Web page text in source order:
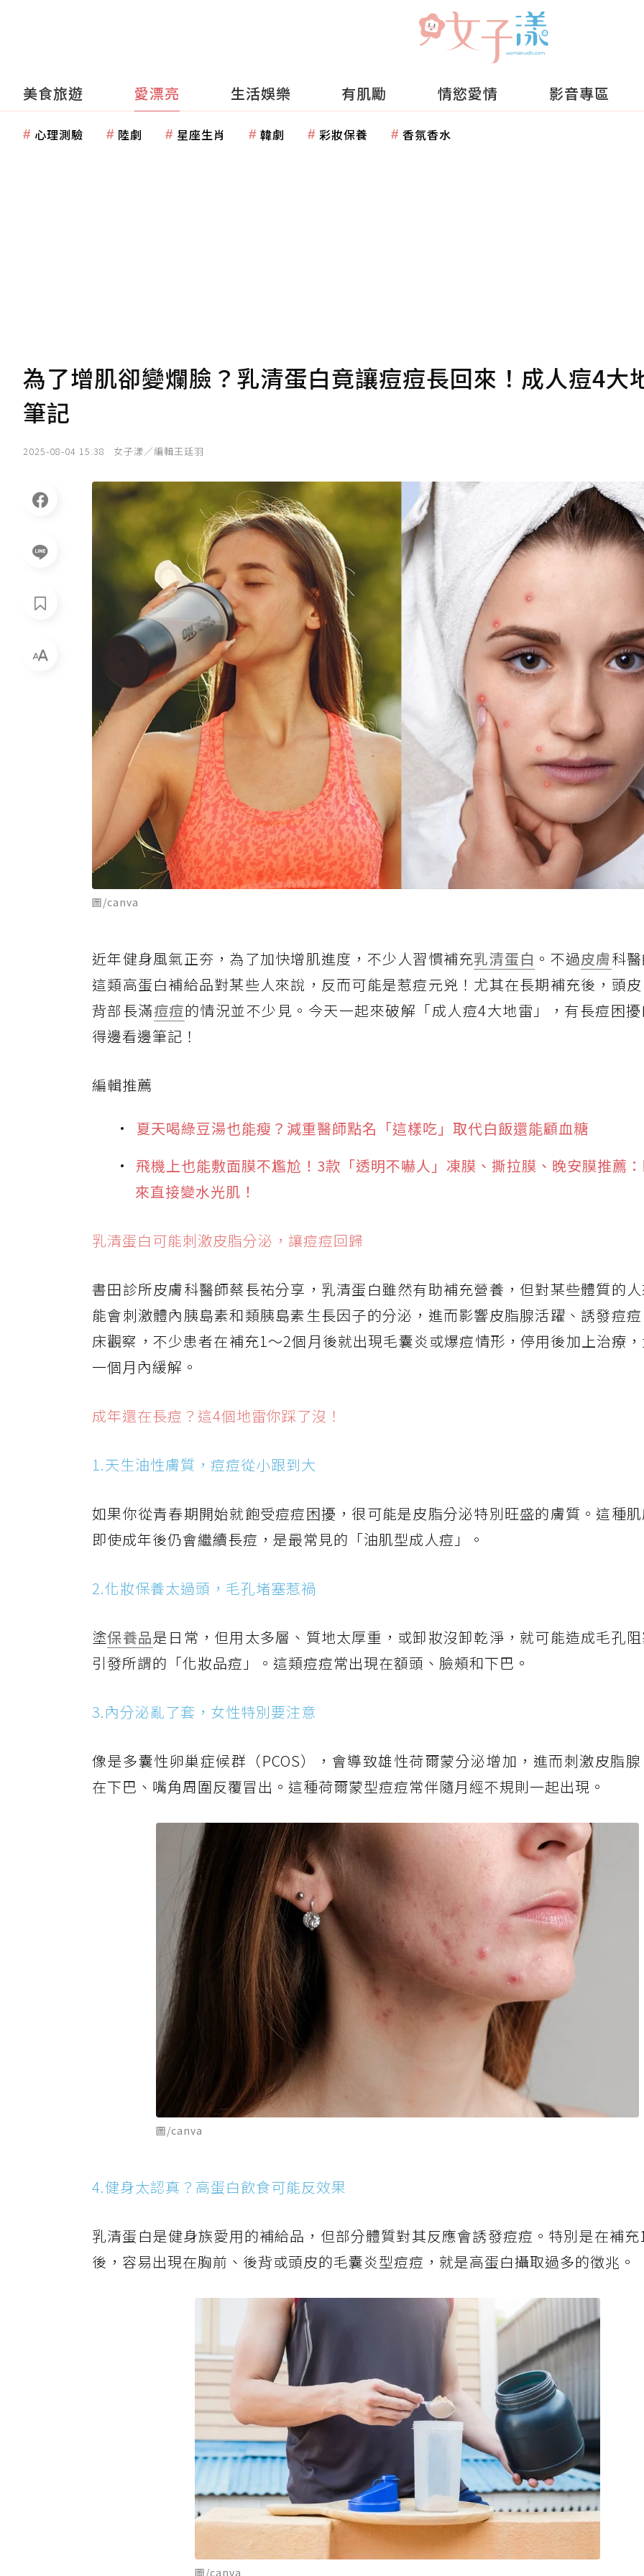
美食旅遊 愛漂亮 生活娛樂 有肌勵 情慾愛情 影音專區
心理測驗 陸劇 星座生肖 韓劇 彩妝保養 香氛香水
為了增肌卻變爛臉？乳清蛋白竟讓痘痘長回來！成人痘4大
筆記
2025-08-04 15:38 女子漾／編輯王廷羽
圖/canva
近年健身風氣正夯，為了加快增肌進度，不少人習慣補充乳清蛋白 。不過皮膚科
這類高蛋白補給品對某些人來說，反而可能是惹痘元兇！尤其在長期補充後，頭
背部長滿痘痘的情況並不少見。今天一起來破解「成人痘4大地雷」，有長痘困
得邊看邊筆記！
編輯推薦
夏天喝綠豆湯也能瘦？減重醫師點名「這樣吃」取代白飯還能顧血糖
飛機上也能敷面膜不尷尬！3款「透明不嚇人」凍膜、撕拉膜、晚安膜推薦
來直接變水光肌！
乳清蛋白可能刺激皮脂分泌，讓痘痘回歸
書田診所皮膚科醫師蔡長祐分享，乳清蛋白雖然有助補充營養，但對某些體質的
能會刺激體內胰島素和類胰島素生長因子的分泌，進而影響皮脂腺活躍、誘發痘
床觀察，不少患者在補充1～2個月後就出現毛囊炎或爆痘情形，停用後加上治療
一個月內緩解。
成年還在長痘？這4個地雷你踩了沒！
1.天生油性膚質，痘痘從小跟到大
如果你從青春期開始就飽受痘痘困擾，很可能是皮脂分泌特別旺盛的膚質。這種
即使成年後仍會繼續長痘，是最常見的「油肌型成人痘」。
2.化妝保養太過頭，毛孔堵塞惹禍
塗保養品是日常，但用太多層、質地太厚重，或卸妝沒卸乾淨，就可能造成毛孔
引發所謂的「化妝品痘」。這類痘痘常出現在額頭、臉頰和下巴。
3.內分泌亂了套，女性特別要注意
像是多囊性卵巢症候群（PCOS），會導致雄性荷爾蒙分泌增加，進而刺激皮脂
在下巴、嘴角周圍反覆冒出。這種荷爾蒙型痘痘常伴隨月經不規則一起出現。
圖/canva
4.健身太認真？高蛋白飲食可能反效果
乳清蛋白是健身族愛用的補給品，但部分體質對其反應會誘發痘痘。特別是在補
後，容易出現在胸前、後背或頭皮的毛囊炎型痘痘，就是高蛋白攝取過多的徵兆。
圖/canva